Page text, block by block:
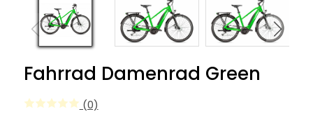
Fahrrad Damenrad Green
(0)